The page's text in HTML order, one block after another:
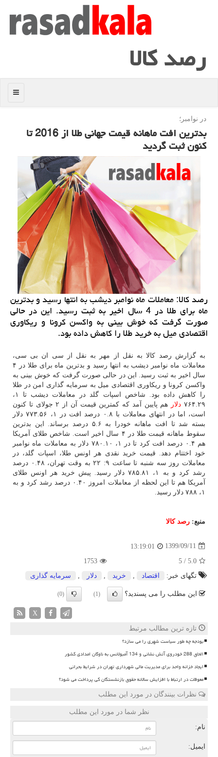
رصد كالا
منو
در نوامبر؛
بدترین افت ماهانه قیمت جهانی طلا از 2016 تا
كنون ثبت گردید
رصد كالا: معاملات ماه نوامبر دیشب به انتها رسید و بدترین
ماه برای طلا در 4 سال اخیر به ثبت رسید. این در حالی
صورت گرفت كه خوش بینی به واكسن كرونا و ریكاوری
اقتصادی میل به خرید طلا را كاهش داده بود.
به گزارش رصد کالا به نقل از مهر به نقل از سی ان بی سی،
معاملات ماه نوامبر دیشب به انتها رسید و بدترین ماه برای طلا در ۴
سال اخیر به ثبت رسید. این در حالی صورت گرفت که خوش بینی به
واکسن کرونا و ریکاوری اقتصادی میل به سرمایه گذاری امن در طلا
را کاهش داده بود. شاخص اسپات گلد در معاملات دیشب تا ۱،
۷۶۴.۲۹ دلار
هم پایین آمد که کمترین قیمت آن از ۲ جولای تا کنون
است، اما در انتهای معاملات با ۰.۸ درصد افت در ۱، ۷۷۳.۵۶ دلار
بسته شد تا افت ماهانه خودرا به ۵.۶ درصد برساند. این بدترین
سقوط ماهانه قیمت طلا در ۴ سال اخیر است. شاخص طلای آمریکا
هم ۰.۴ درصد افت کرد تا در ۱، ۷۸۰.۱۰ دلار به معاملات ماه نوامبر
خود اختتام دهد. قیمت خرید نقدی هر اونس طلا، اسپات گلد، در
معاملات روز سه شنبه تا ساعت ۹: ۲۲ به وقت تهران، ۰.۴۸ درصد
رشد کرد و به ۱، ۷۸۵.۸۱ دلار رسید. پیش خرید هر اونس طلای
آمریکا هم تا این لحظه از معاملات امروز ۰.۴۰ درصد رشد کرد و به
۱، ۷۸۸ دلار رسید.
منبع: رصد كالا
1399/09/11
13:19:01
5.0
/
5
1753
تگهای خبر:
اقتصاد خرید دلار سرمایه گذاری
این مطلب را می پسندید؟ (1)
(0)
X
تازه ترین مطالب مرتبط
بودجه چه طور سیاست شهری را می سازد؟
الحاق 288 خودروی آتش نشانی و 134 آمبولانس به ناوگان امدادی کشور
ایجاد خزانه واحد برای مدیریت مالی شهرداری تهران در شرایط بحرانی
معوقات در ارتباط با افزایش سالانه حقوق بازنشستگان کی پرداخت می شود؟
نظرات بینندگان در مورد این مطلب
نظر شما در مورد این مطلب
نام:
ایمیل: